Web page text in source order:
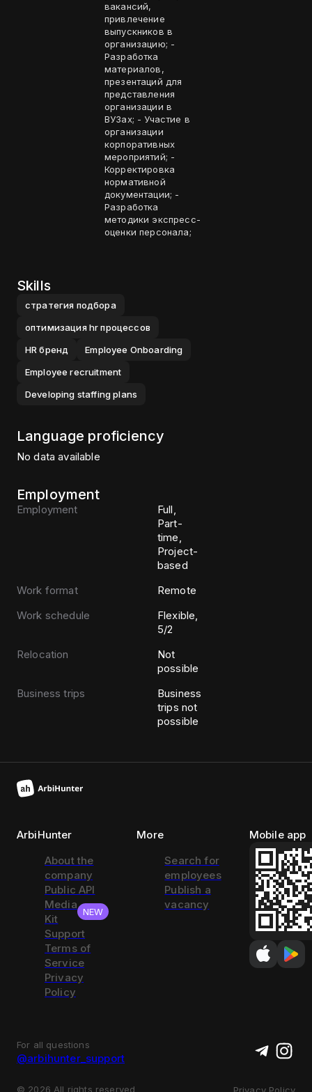
вакансий,
привлечение
выпускников в
организацию; -
Разработка
материалов,
презентаций для
представления
организации в
ВУЗах; - Участие в
организации
корпоративных
мероприятий; -
Корректировка
нормативной
документации; -
Разработка
методики экспресс-
оценки персонала;
Skills
стратегия подбора
оптимизация hr процессов
HR бренд
Employee Onboarding
Employee recruitment
Developing staffing plans
Language proficiency
No data available
Employment
Employment
Full,
Part-
time,
Project-
based
Work format
Remote
Work schedule
Flexible,
5/2
Relocation
Not
possible
Business trips
Business
trips not
possible
ArbiHunter
About the
company
Public API
Media
Kit
NEW
Support
Terms of
Service
Privacy
Policy
More
Search for
employees
Publish a
vacancy
Mobile app
For all questions
@arbihunter_support
© 2026 All rights reserved